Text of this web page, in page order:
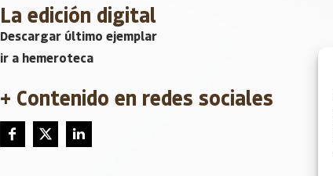
La edición digital
Descargar último ejemplar
ir a hemeroteca
+ Contenido en redes sociales